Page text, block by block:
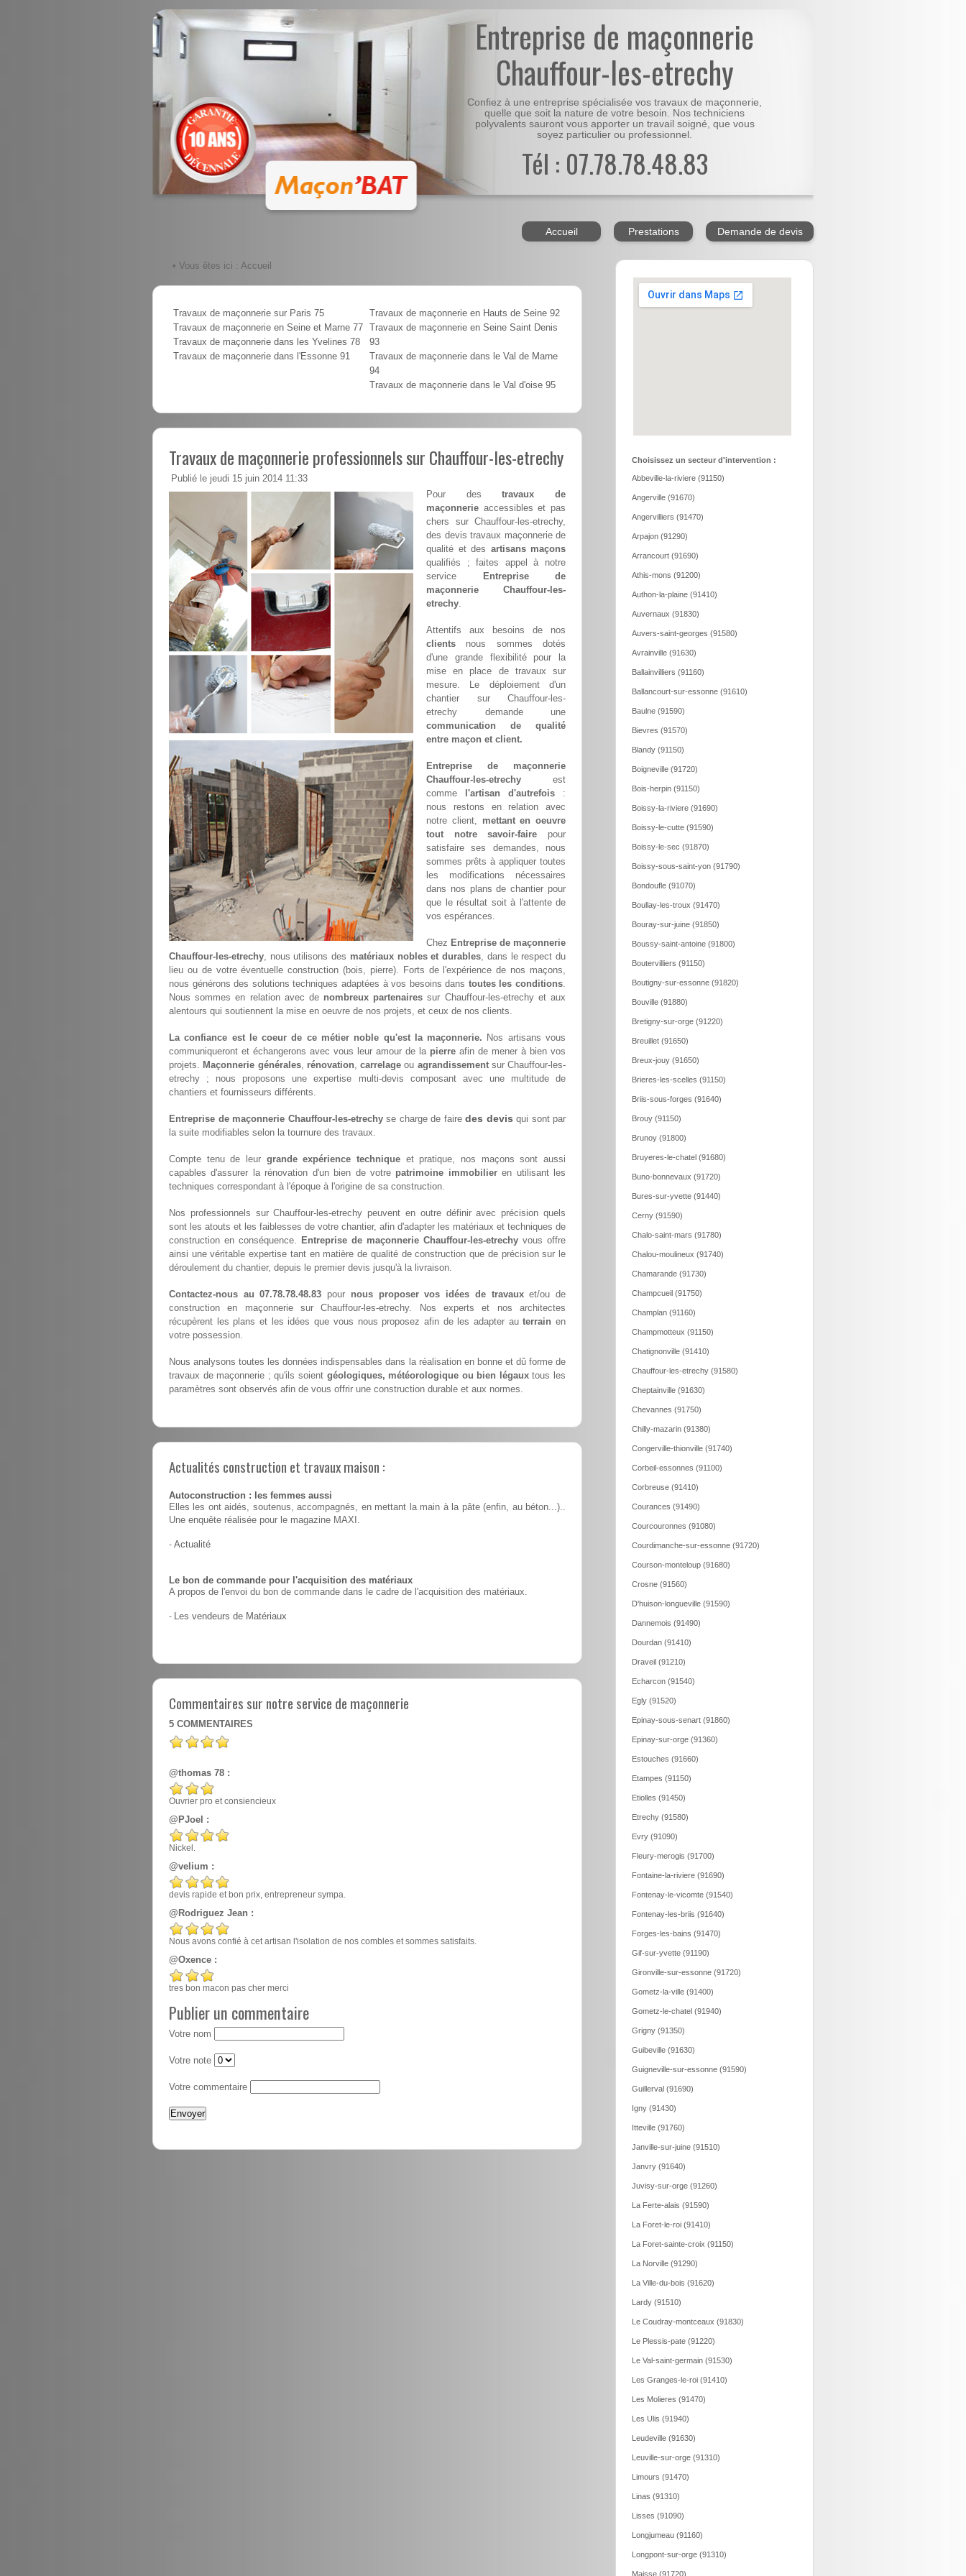
Entreprise de maçonnerie
Chauffour-les-etrechy
Confiez à une entreprise spécialisée vos travaux de maçonnerie,
quelle que soit la nature de votre besoin. Nos techniciens
polyvalents sauront vous apporter un travail soigné, que vous
soyez particulier ou professionnel.
Tél : 07.78.78.48.83
Accueil Prestations Demande de devis
• Vous êtes ici : Accueil
Travaux de maçonnerie sur Paris 75
Travaux de maçonnerie en Seine et Marne 77
Travaux de maçonnerie dans les Yvelines 78
Travaux de maçonnerie dans l'Essonne 91
Travaux de maçonnerie en Hauts de Seine 92
Travaux de maçonnerie en Seine Saint Denis
93
Travaux de maçonnerie dans le Val de Marne
94
Travaux de maçonnerie dans le Val d'oise 95
Travaux de maçonnerie professionnels sur Chauffour-les-etrechy
Publié le jeudi 15 juin 2014 11:33
Pour destravaux de
maçonnerie accessibles et pas
chers sur Chauffour-les-etrechy,
des devis travaux maçonnerie de
qualité et des artisans maçons
qualifiés ; faites appel à notre
service
Entreprise de
maçonnerie Chauffour-les-
etrechy.
Attentifs aux besoins de nos
clients nous sommes dotés
d'une grande flexibilité pour la
mise en place de travaux sur
mesure. Le déploiement d'un
chantier sur Chauffour-les-
etrechy demande une
communication de qualité
entre maçon et client.
Entreprise de maçonnerie
Chauffour-les-etrechy est
comme
l'artisan d'autrefois :
nous restons en relation avec
notre client, mettant en oeuvre
tout notre savoir-faire pour
satisfaire ses demandes, nous
sommes prêts à appliquer toutes
les modifications nécessaires
dans nos plans de chantier pour
que le résultat soit à l'attente de
vos espérances.
Chez Entreprise de maçonnerie
Chauffour-les-etrechy, nous utilisons des matériaux nobles et durables, dans le respect du
lieu ou de votre éventuelle construction (bois, pierre). Forts de l'expérience de nos maçons,
nous générons des solutions techniques adaptées à vos besoins dans toutes les conditions.
Nous sommes en relation avec de nombreux partenaires sur Chauffour-les-etrechy et aux
alentours qui soutiennent la mise en oeuvre de nos projets, et ceux de nos clients.
La confiance est le coeur de ce métier noble qu'est la maçonnerie. Nos artisans vous
communiqueront et échangerons avec vous leur amour de la pierre afin de mener à bien vos
projets. Maçonnerie générales, rénovation, carrelage ou agrandissementsur Chauffour-les-
etrechy ; nous proposons une expertise multi-devis composant avec une multitude de
chantiers et fournisseurs différents.
Entreprise de maçonnerie Chauffour-les-etrechyse charge de faire des devis qui sont par
la suite modifiables selon la tournure des travaux.
Compte tenu de leur grande expérience technique et pratique, nos maçons sont aussi
capables d'assurer la rénovation d'un bien de votre patrimoine immobilieren utilisant les
techniques correspondant à l'époque à l'origine de sa construction.
Nos professionnels sur Chauffour-les-etrechy peuvent en outre définir avec précision quels
sont les atouts et les faiblesses de votre chantier, afin d'adapter les matériaux et techniques de
construction en conséquence. Entreprise de maçonnerie Chauffour-les-etrechy vous offre
ainsi une véritable expertise tant en matière de qualité de construction que de précision sur le
déroulement du chantier, depuis le premier devis jusqu'à la livraison.
Contactez-nous au 07.78.78.48.83 pour nous proposer vos idées de travauxet/ou de
construction en maçonnerie sur Chauffour-les-etrechy. Nos experts et nos architectes
récupèrent les plans et les idées que vous nous proposez afin de les adapter auterrain en
votre possession.
Nous analysons toutes les données indispensables dans la réalisation en bonne et dû forme de
travaux de maçonnerie ; qu'ils soient géologiques, météorologique ou bien légauxtous les
paramètres sont observés afin de vous offrir une construction durable et aux normes.
Actualités construction et travaux maison :
Autoconstruction : les femmes aussi
Elles les ont aidés, soutenus, accompagnés, en mettant la main à la pâte (enfin, au béton...)..
Une enquête réalisée pour le magazine MAXI.
- Actualité
Le bon de commande pour l'acquisition des matériaux
A propos de l'envoi du bon de commande dans le cadre de l'acquisition des matériaux.
- Les vendeurs de Matériaux
Commentaires sur notre service de maçonnerie
5 COMMENTAIRES
@thomas 78 :
Ouvrier pro et consiencieux
@PJoel :
Nickel.
@velium :
devis rapide et bon prix, entrepreneur sympa.
@Rodriguez Jean :
Nous avons confié à cet artisan l'isolation de nos combles et sommes satisfaits.
@Oxence :
tres bon macon pas cher merci
Publier un commentaire
Votre nom
Votre note
Votre commentaire
Choisissez un secteur d'intervention :
Abbeville-la-riviere (91150)
Angerville (91670)
Angervilliers (91470)
Arpajon (91290)
Arrancourt (91690)
Athis-mons (91200)
Authon-la-plaine (91410)
Auvernaux (91830)
Auvers-saint-georges (91580)
Avrainville (91630)
Ballainvilliers (91160)
Ballancourt-sur-essonne (91610)
Baulne (91590)
Bievres (91570)
Blandy (91150)
Boigneville (91720)
Bois-herpin (91150)
Boissy-la-riviere (91690)
Boissy-le-cutte (91590)
Boissy-le-sec (91870)
Boissy-sous-saint-yon (91790)
Bondoufle (91070)
Boullay-les-troux (91470)
Bouray-sur-juine (91850)
Boussy-saint-antoine (91800)
Boutervilliers (91150)
Boutigny-sur-essonne (91820)
Bouville (91880)
Bretigny-sur-orge (91220)
Breuillet (91650)
Breux-jouy (91650)
Brieres-les-scelles (91150)
Briis-sous-forges (91640)
Brouy (91150)
Brunoy (91800)
Bruyeres-le-chatel (91680)
Buno-bonnevaux (91720)
Bures-sur-yvette (91440)
Cerny (91590)
Chalo-saint-mars (91780)
Chalou-moulineux (91740)
Chamarande (91730)
Champcueil (91750)
Champlan (91160)
Champmotteux (91150)
Chatignonville (91410)
Chauffour-les-etrechy (91580)
Cheptainville (91630)
Chevannes (91750)
Chilly-mazarin (91380)
Congerville-thionville (91740)
Corbeil-essonnes (91100)
Corbreuse (91410)
Courances (91490)
Courcouronnes (91080)
Courdimanche-sur-essonne (91720)
Courson-monteloup (91680)
Crosne (91560)
D'huison-longueville (91590)
Dannemois (91490)
Dourdan (91410)
Draveil (91210)
Echarcon (91540)
Egly (91520)
Epinay-sous-senart (91860)
Epinay-sur-orge (91360)
Estouches (91660)
Etampes (91150)
Etiolles (91450)
Etrechy (91580)
Evry (91090)
Fleury-merogis (91700)
Fontaine-la-riviere (91690)
Fontenay-le-vicomte (91540)
Fontenay-les-briis (91640)
Forges-les-bains (91470)
Gif-sur-yvette (91190)
Gironville-sur-essonne (91720)
Gometz-la-ville (91400)
Gometz-le-chatel (91940)
Grigny (91350)
Guibeville (91630)
Guigneville-sur-essonne (91590)
Guillerval (91690)
Igny (91430)
Itteville (91760)
Janville-sur-juine (91510)
Janvry (91640)
Juvisy-sur-orge (91260)
La Ferte-alais (91590)
La Foret-le-roi (91410)
La Foret-sainte-croix (91150)
La Norville (91290)
La Ville-du-bois (91620)
Lardy (91510)
Le Coudray-montceaux (91830)
Le Plessis-pate (91220)
Le Val-saint-germain (91530)
Les Granges-le-roi (91410)
Les Molieres (91470)
Les Ulis (91940)
Leudeville (91630)
Leuville-sur-orge (91310)
Limours (91470)
Linas (91310)
Lisses (91090)
Longjumeau (91160)
Longpont-sur-orge (91310)
Maisse (91720)